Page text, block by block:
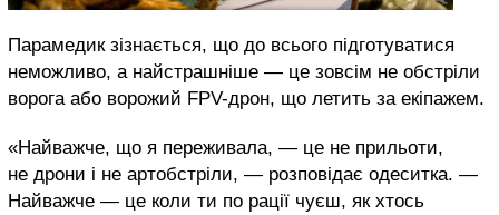
Парамедик зізнається, що до всього підготуватися
неможливо, а найстрашніше — це зовсім не обстріли
ворога або ворожий FPV-дрон, що летить за екіпажем.
«Найважче, що я переживала, — це не прильоти,
не дрони і не артобстріли, — розповідає одеситка. —
Найважче — це коли ти по рації чуєш, як хтось